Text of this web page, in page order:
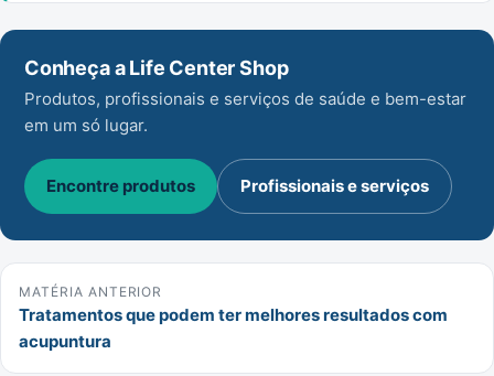
Conheça a Life Center Shop
Produtos, profissionais e serviços de saúde e bem-estar
em um só lugar.
Encontre produtos Profissionais e serviços
MATÉRIA ANTERIOR
Tratamentos que podem ter melhores resultados com
acupuntura